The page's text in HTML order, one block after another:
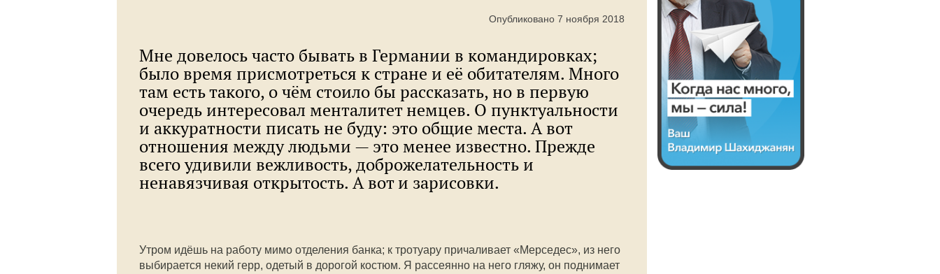
Опубликовано 7 ноября 2018
Мне довелось часто бывать в Германии в командировках;
было время присмотреться к стране и её обитателям. Много
там есть такого, о чём стоило бы рассказать, но в первую
очередь интересовал менталитет немцев. О пунктуальности
и аккуратности писать не буду: это общие места. А вот
отношения между людьми — это менее известно. Прежде
всего удивили вежливость, доброжелательность и
ненавязчивая открытость. А вот и зарисовки.
Утром идёшь на работу мимо отделения банка; к тротуару причаливает «Мерседес», из него
выбирается некий герр, одетый в дорогой костюм. Я рассеянно на него гляжу, он поднимает